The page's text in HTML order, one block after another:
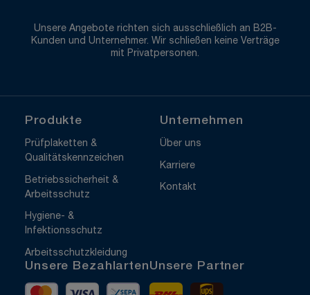
Unsere Angebote richten sich ausschließlich an B2B-
Kunden und Unternehmer. Wir schließen keine Verträge
mit Privatpersonen.
Produkte
Prüfplaketten &
Qualitätskennzeichen
Betriebssicherheit &
Arbeitsschutz
Hygiene- &
Infektionsschutz
Arbeitsschutzkleidung
Unternehmen
Über uns
Karriere
Kontakt
Unsere Bezahlarten
MastercardVisa Vorkasse
Unsere Partner
DHL